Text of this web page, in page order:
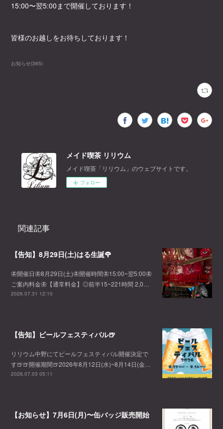
15:00〜翌5:00まで開催しております！
皆様のお越しをお待ちしております！
お知らせ(365)
メイド喫茶 リリウム
メイド喫茶「リリウム」のウェブサイトです。
フォロー
関連記事
【告知】8月29日(土)はる生誕🌹
🦋開催日🦋8月29日(土)🦋開催時間🦋15:00~翌5:00🦋
ご案内料金🦋【通常料金】◎前半15~221時間 2,0…
2026.07.31 12:10
【告知】ビールフェスティバル🍺
リリウム中野にてビールフェスティバル開催決定で
す🍺🍺開催期間🍺2026年8月12日(水)~8月14日(金…
2026.07.03 05:11
【お知らせ】7月6日(月)〜缶バッジ販売開始